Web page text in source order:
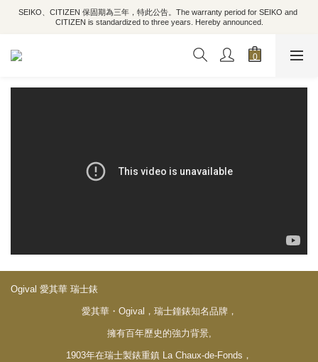
SEIKO、CITIZEN 保固期為三年，特此公告。The warranty period for SEIKO and
CITIZEN is standardized to three years. Hereby announced.
Ogival 愛其華 瑞士錶
愛其華・Ogival，瑞士鐘錶知名品牌，
擁有百年歷史的強力背景,
1903年在瑞士製錶重鎮 La Chaux-de-Fonds，